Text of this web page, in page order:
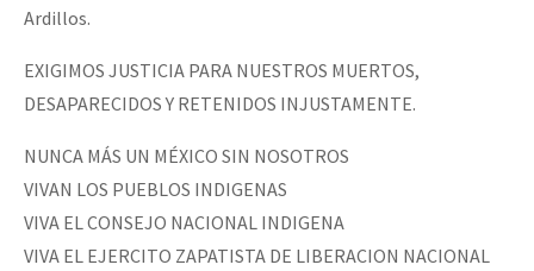
Ardillos.
EXIGIMOS JUSTICIA PARA NUESTROS MUERTOS,
DESAPARECIDOS Y RETENIDOS INJUSTAMENTE.
NUNCA MÁS UN MÉXICO SIN NOSOTROS
VIVAN LOS PUEBLOS INDIGENAS
VIVA EL CONSEJO NACIONAL INDIGENA
VIVA EL EJERCITO ZAPATISTA DE LIBERACION NACIONAL